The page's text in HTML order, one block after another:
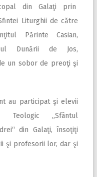
din Galaţi prin
Liturghii de către
Părinte Casian,
Dunării de Jos,
un sobor de preoţi şi
au participat şi elevii
Teologic „Sfântul
din Galaţi, însoţiţi
şi profesorii lor, dar şi